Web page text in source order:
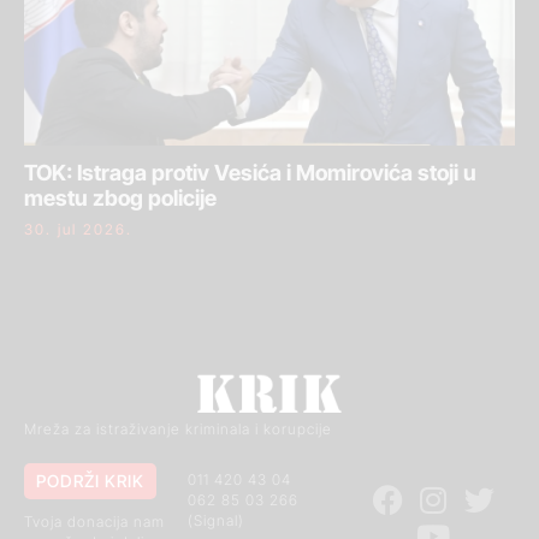
TOK: Istraga protiv Vesića i Momirovića stoji u
mestu zbog policije
30. jul 2026.
Mreža za istraživanje kriminala i korupcije
011 420 43 04
PODRŽI KRIK